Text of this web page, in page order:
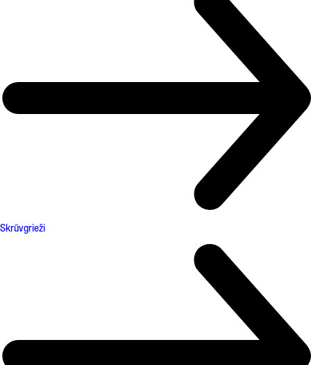
Skrūvgrieži